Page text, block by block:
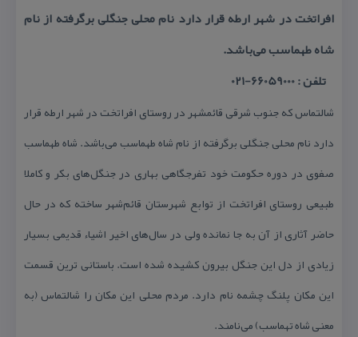
افراتخت در شهر ارطه قرار دارد نام محلی جنگلی برگرفته از نام
شاه طهماسب می‌باشد.
تلفن : 66059000-021
شالتماس كه جنوب‌ شرقی قائمشهر در روستای افراتخت در شهر ارطه قرار
دارد نام محلی جنگلی برگرفته از نام شاه طهماسب می‌باشد. شاه طهماسب
صفوی در دوره حكومت خود تفرجگاهی بهاری در جنگل‌های بكر و كاملا
طبیعی روستای افراتخت از توابع شهرستان قائم‌شهر ساخته كه در حال
حاضر آثاری از آن به جا نمانده ولی در سال‌های اخیر اشیاء قدیمی بسیار
زیادی از دل این جنگل بیرون كشیده شده‌ است. باستانی ترین قسمت
این مكان پلنگ چشمه نام دارد. مردم محلی این مكان را شالتماس (به
معنی شاه تهماسب) می‌نامند.